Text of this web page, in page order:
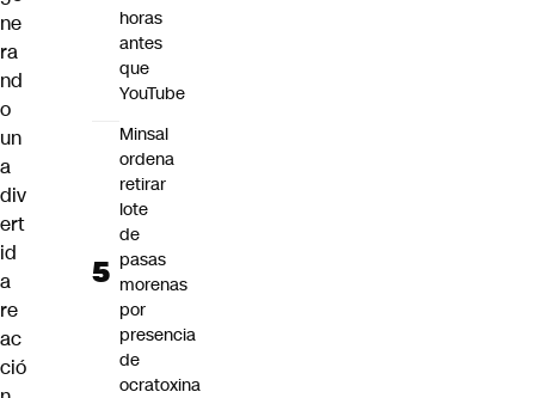
ne
ra
nd
o
un
a
div
ert
id
a
re
ac
ció
horas
antes
que
YouTube
Minsal
ordena
retirar
lote
de
pasas
morenas
por
presencia
de
ocratoxina